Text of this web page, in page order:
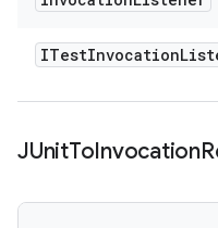
ITestInvocation
JUnitToInvocation